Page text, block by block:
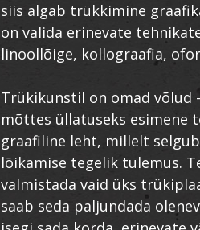
siis algab trükkimine
on valida erinevate
linoollõige, kollograafia,
Trükikunstil on omad võlud
mõttes üllatuseks esimene
graafiline leht, millelt
lõikamise tegelik tulemus.
valmistada vaid üks
saab seda paljundada